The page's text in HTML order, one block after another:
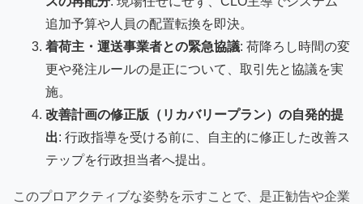
追加予算や人員の配置転換を即決。
着荷主・運送事業者との緊急協議: 荷降ろし時間の変
更や発注ルールの是正について、取引先と協議を実
施。
改善計画の修正版（リカバリープラン）の自発的提
出: 行政指導を受ける前に、自主的に修正した改善ス
テップを行政担当者へ提出。
このプロアクティブな姿勢を示すことで、是正勧告や企業